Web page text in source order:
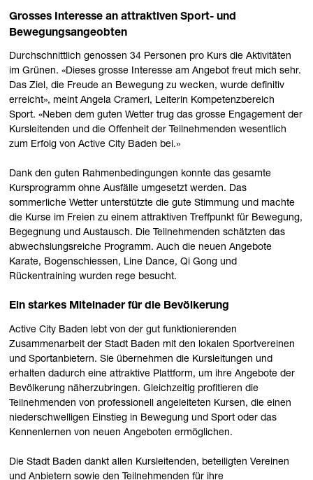
Grosses Interesse an attraktiven Sport- und
Bewegungsangeobten
Durchschnittlich genossen 34 Personen pro Kurs die Aktivitäten
im Grünen. «Dieses grosse Interesse am Angebot freut mich sehr.
Das Ziel, die Freude an Bewegung zu wecken, wurde definitiv
erreicht», meint Angela Crameri, Leiterin Kompetenzbereich
Sport. «Neben dem guten Wetter trug das grosse Engagement der
Kursleitenden und die Offenheit der Teilnehmenden wesentlich
zum Erfolg von Active City Baden bei.»
Dank den guten Rahmenbedingungen konnte das gesamte
Kursprogramm ohne Ausfälle umgesetzt werden. Das
sommerliche Wetter unterstützte die gute Stimmung und machte
die Kurse im Freien zu einem attraktiven Treffpunkt für Bewegung,
Begegnung und Austausch. Die Teilnehmenden schätzten das
abwechslungsreiche Programm. Auch die neuen Angebote
Karate, Bogenschiessen, Line Dance, Qi Gong und
Rückentraining wurden rege besucht.
Ein starkes Miteinader für die Bevölkerung
Active City Baden lebt von der gut funktionierenden
Zusammenarbeit der Stadt Baden mit den lokalen Sportvereinen
und Sportanbietern. Sie übernehmen die Kursleitungen und
erhalten dadurch eine attraktive Plattform, um ihre Angebote der
Bevölkerung näherzubringen. Gleichzeitig profitieren die
Teilnehmenden von professionell angeleiteten Kursen, die einen
niederschwelligen Einstieg in Bewegung und Sport oder das
Kennenlernen von neuen Angeboten ermöglichen.
Die Stadt Baden dankt allen Kursleitenden, beteiligten Vereinen
und Anbietern sowie den Teilnehmenden für ihre